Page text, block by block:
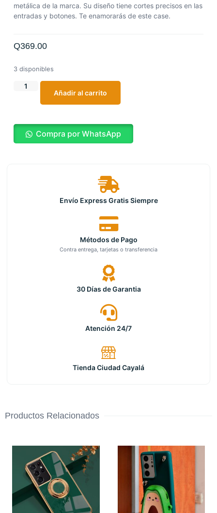
metálica de la marca. Su diseño tiene cortes precisos en las
entradas y botones. Te enamorarás de este case.
Q369.00
3 disponibles
Añadir al carrito
Compra por WhatsApp
Envío Express Gratis Siempre
Métodos de Pago
Contra entrega, tarjetas o transferencia
30 Días de Garantia
Atención 24/7
Tienda Ciudad Cayalá
Productos Relacionados